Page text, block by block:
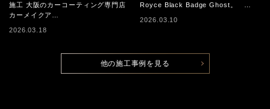
ィング施工
施工 大阪のカーコーティング専門店
カーメイクア…
2026.03.18
Royce Black Badge Ghost。 …
2026.03.10
他の施工事例を見る